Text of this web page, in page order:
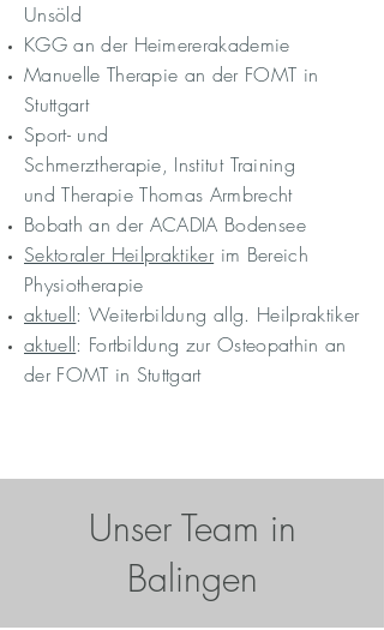
Unsöld
KGG an der Heimererakademie
Manuelle Therapie an der FOMT in
Stuttgart
Sport- und
Schmerztherapie, Institut Training
undTherapie Thomas Armbrecht
Bobath an der ACADIA Bodensee
Sektoraler Heilpraktikerim Bereich
Physiotherapie
aktuell: Weiterbildung allg. Heilpraktiker
aktuell: Fortbildung zur Osteopathin an
der FOMT in Stuttgart
Unser Team in
Balingen